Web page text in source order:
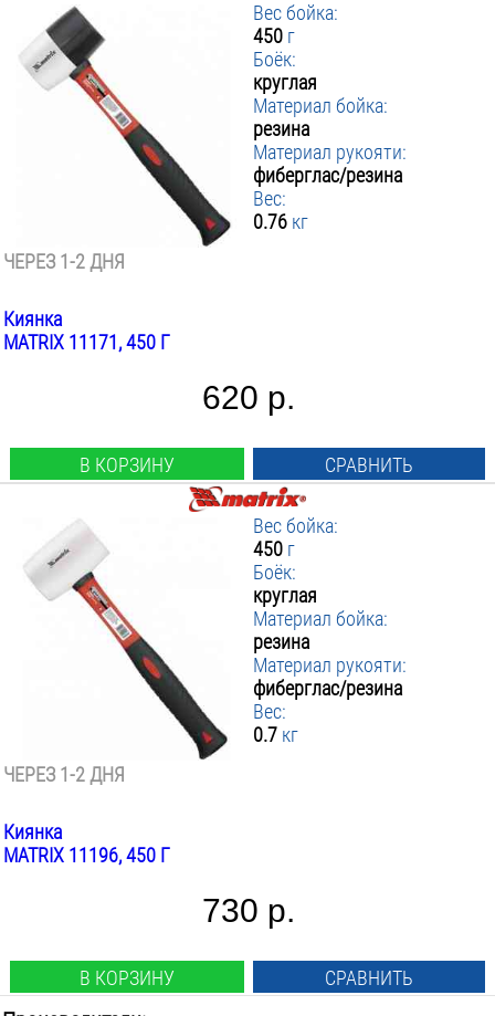
Вес бойка:
450 г
Боёк:
круглая
Материал бойка:
резина
Материал рукояти:
фиберглас/резина
Вес:
0.76 кг
ЧЕРЕЗ 1-2 ДНЯ
Киянка
MATRIX 11171, 450 Г
620 р.
В КОРЗИНУ СРАВНИТЬ
Вес бойка:
450 г
Боёк:
круглая
Материал бойка:
резина
Материал рукояти:
фиберглас/резина
Вес:
0.7 кг
ЧЕРЕЗ 1-2 ДНЯ
Киянка
MATRIX 11196, 450 Г
730 р.
В КОРЗИНУ СРАВНИТЬ